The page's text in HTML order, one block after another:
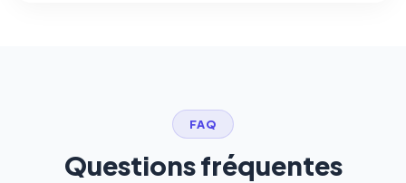
FAQ
Questions fréquentes